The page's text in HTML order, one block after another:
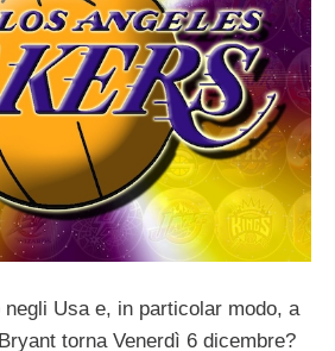
Usa e, in particolar modo, a
torna Venerdì 6 dicembre?